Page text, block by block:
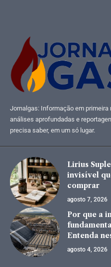
Jornalgas: Informação em primeira
análises aprofundadas e
precisa saber, em um só lugar.
Lirius
invisível
comprar
agosto 7, 2026
Por que a
Entenda
agosto 4, 2026